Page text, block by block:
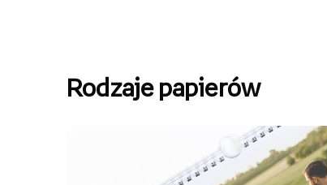
Rodzaje papierów